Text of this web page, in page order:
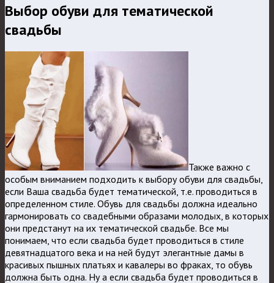
Выбор обуви для тематической
свадьбы
Также важно с
особым вниманием подходить к выбору обуви для свадьбы,
если Ваша свадьба будет тематической, т.е. проводиться в
определенном стиле. Обувь для свадьбы должна идеально
гармонировать со свадебными образами молодых, в которых
они предстанут на их тематической свадьбе. Все мы
понимаем, что если свадьба будет проводиться в стиле
девятнадцатого века и на ней будут элегантные дамы в
красивых пышных платьях и кавалеры во фраках, то обувь
должна быть одна. Ну а если свадьба будет проводиться в